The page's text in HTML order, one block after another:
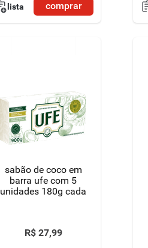
lista comprar
sabão de coco em
barra ufe com 5
unidades 180g cada
R$ 27,99